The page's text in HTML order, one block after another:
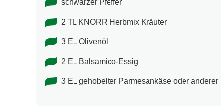
schwarzer Pfeffer
2 TL KNORR Herbmix Kräuter
3 EL Olivenöl
2 EL Balsamico-Essig
3 EL gehobelter Parmesankäse oder anderer